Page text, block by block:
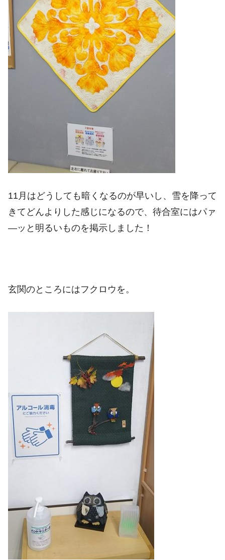
11月はどうしても暗くなるのが早いし、雪を降って
きてどんよりした感じになるので、待合室にはパァ
―ッと明るいものを掲示しました！
玄関のところにはフクロウを。